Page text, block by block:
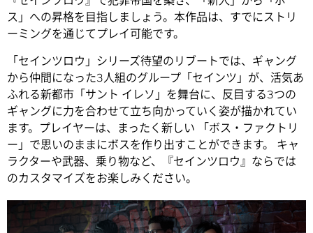
ス」への昇格を目指しましょう。本作品は、すでにストリ
ーミングを通じてプレイ可能です。
「セインツロウ」シリーズ待望のリブートでは、ギャング
から仲間になった3人組のグループ「セインツ」が、活気あ
ふれる新都市「サント イレソ」を舞台に、反目する3つの
ギャングに力を合わせて立ち向かっていく姿が描かれてい
ます。プレイヤーは、まったく新しい 「ボス・ファクトリ
ー」で思いのままにボスを作り出すことができます。 キャ
ラクターや武器、乗り物など、『セインツロウ』ならでは
のカスタマイズをお楽しみください。